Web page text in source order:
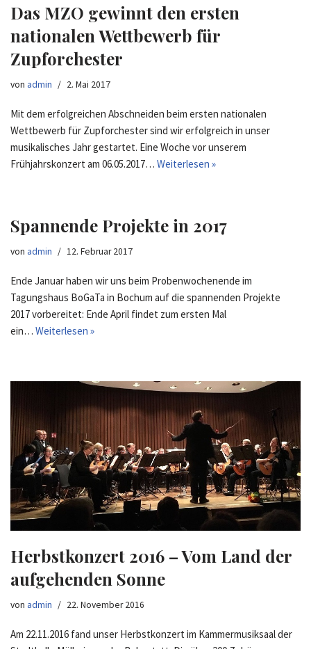
Das MZO gewinnt den ersten
nationalen Wettbewerb für
Zupforchester
von admin 2. Mai 2017
Mit dem erfolgreichen Abschneiden beim ersten nationalen
Wettbewerb für Zupforchester sind wir erfolgreich in unser
musikalisches Jahr gestartet. Eine Woche vor unserem
Frühjahrskonzert am 06.05.2017… Weiterlesen »
Spannende Projekte in 2017
von admin 12. Februar 2017
Ende Januar haben wir uns beim Probenwochenende im
Tagungshaus BoGaTa in Bochum auf die spannenden Projekte
2017 vorbereitet: Ende April findet zum ersten Mal
ein… Weiterlesen »
Herbstkonzert 2016 – Vom Land der
aufgehenden Sonne
von admin 22. November 2016
Am 22.11.2016 fand unser Herbstkonzert im Kammermusiksaal der